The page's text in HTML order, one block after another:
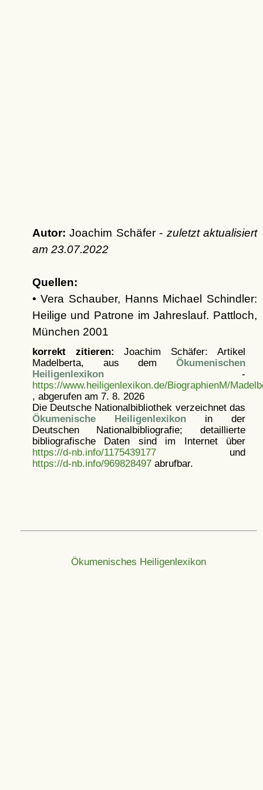
Autor: Joachim Schäfer - zuletzt aktualisiert
am 23.07.2022
Quellen:
• Vera Schauber, Hanns Michael Schindler:
Heilige und Patrone im Jahreslauf. Pattloch,
München 2001
korrekt zitieren: Joachim Schäfer: Artikel
Madelberta, aus dem Ökumenischen
Heiligenlexikon-
https://www.heiligenlexikon.de/BiographienM/
, abgerufen am 7. 8. 2026
Die Deutsche Nationalbibliothek verzeichnet das
Ökumenische Heiligenlexikonin der
Deutschen Nationalbibliografie; detaillierte
bibliografische Daten sind im Internet über
https://d-nb.info/1175439177und
https://d-nb.info/969828497abrufbar.
Ökumenisches Heiligenlexikon